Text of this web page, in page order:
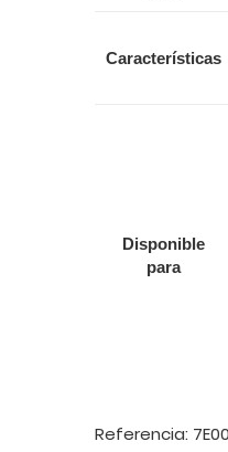
Características
Disponible
para
Referencia: